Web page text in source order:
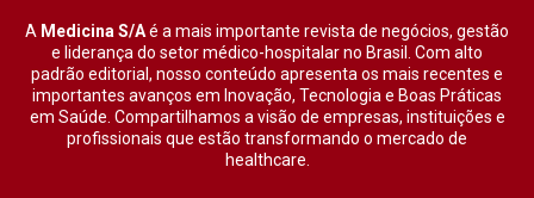
A Medicina S/Aé a mais importante revista de negócios, gestão
e liderança do setor médico-hospitalar no Brasil. Com alto
padrão editorial, nosso conteúdo apresenta os mais recentes e
importantes avanços em Inovação, Tecnologia e Boas Práticas
em Saúde. Compartilhamos a visão de empresas, instituições e
profissionais que estão transformando o mercado de
healthcare.